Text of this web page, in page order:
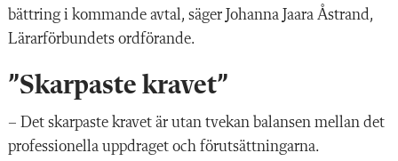
bättring i kommande avtal, säger Johanna Jaara Åstrand,
Lärarförbundets ordförande.
”Skarpaste kravet”
– Det skarpaste kravet är utan tvekan balansen mellan det
professionella uppdraget och förutsättningarna.